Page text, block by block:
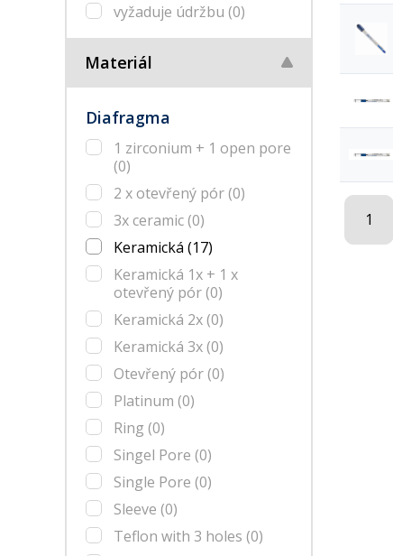
vyžaduje údržbu (0)
Materiál
Diafragma
1 zirconium + 1 open pore
(0)
2 x otevřený pór(0)
3x ceramic(0)
Keramická (17)
Keramická 1x + 1 x
otevřený pór(0)
Keramická 2x(0)
Keramická 3x(0)
Otevřený pór(0)
Platinum (0)
Ring (0)
Singel Pore (0)
Single Pore (0)
Sleeve (0)
Teflon with 3 holes (0)
1